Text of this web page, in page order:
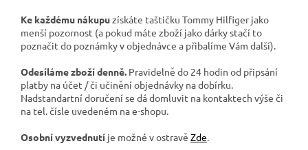
Ke každému nákupuzískáte taštičku Tommy Hilfiger jako
menší pozornost (a pokud máte zboží jako dárky stačí to
poznačit do poznámky v objednávce a přibalíme Vám další).
Odesíláme zboží denně. Pravidelně do 24 hodin od připsání
platby na účet / či učinění objednávky na dobírku.
Nadstandartní doručení se dá domluvit na kontaktech výše či
na tel. čísle uvedeném na e-shopu.
Osobní vyzvednutí je možné v ostravě Zde.